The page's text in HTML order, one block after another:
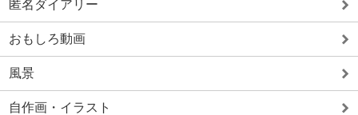
匿名ダイアリー
おもしろ動画
風景
自作画・イラスト